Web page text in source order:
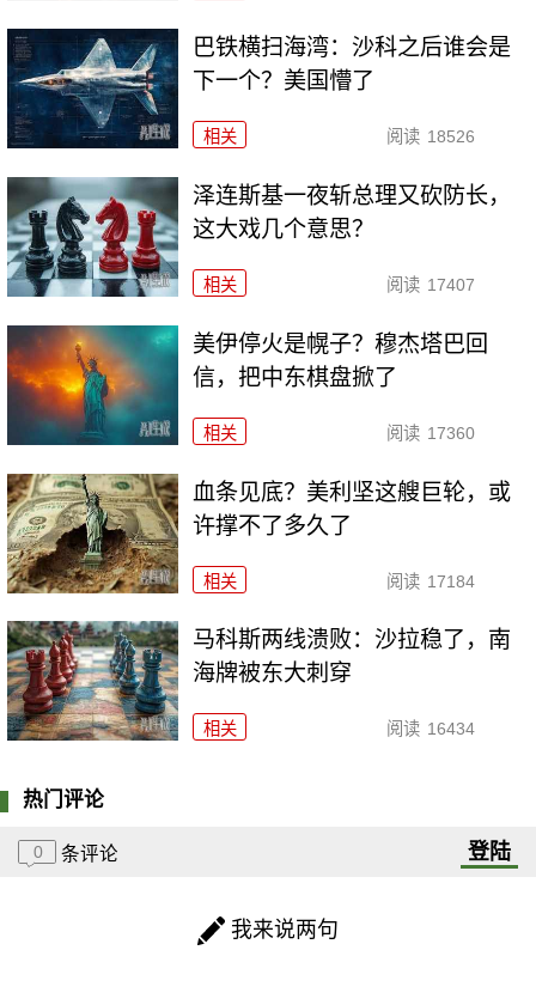
巴铁横扫海湾：沙科之后谁会是
下一个？美国懵了
相关 阅读 18526
泽连斯基一夜斩总理又砍防长，
这大戏几个意思？
相关 阅读 17407
美伊停火是幌子？穆杰塔巴回
信，把中东棋盘掀了
相关 阅读 17360
血条见底？美利坚这艘巨轮，或
许撑不了多久了
相关 阅读 17184
马科斯两线溃败：沙拉稳了，南
海牌被东大刺穿
相关 阅读 16434
热门评论
0 条评论 登陆
我来说两句